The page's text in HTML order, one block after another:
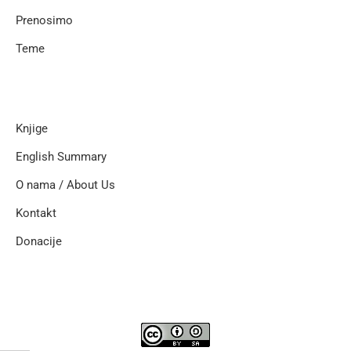
Prenosimo
Teme
Knjige
English Summary
O nama / About Us
Kontakt
Donacije